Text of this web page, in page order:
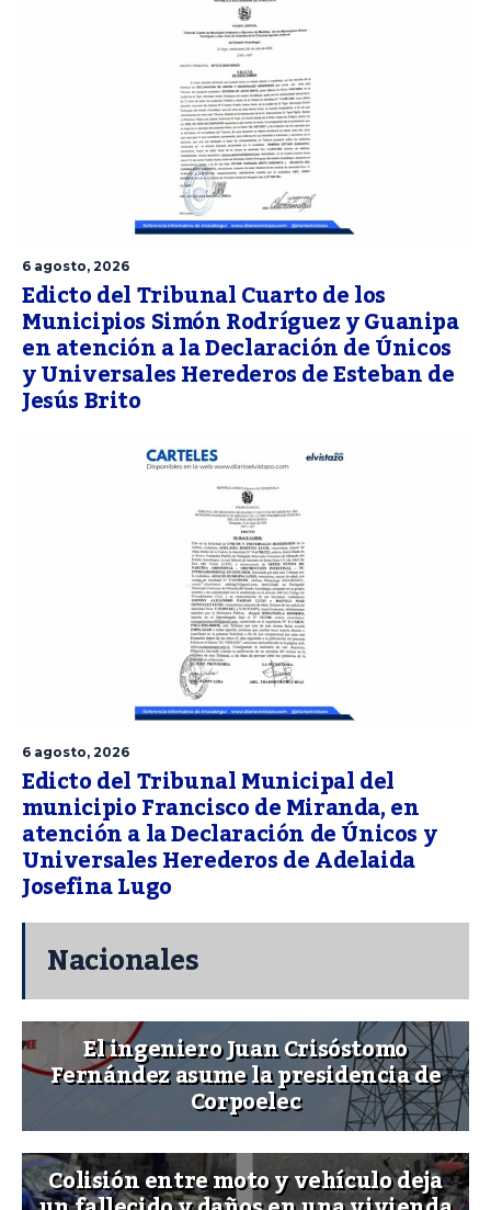
6 agosto, 2026
Edicto del Tribunal Cuarto de los
Municipios Simón Rodríguez y Guanipa
en atención a la Declaración de Únicos
y Universales Herederos de Esteban de
Jesús Brito
6 agosto, 2026
Edicto del Tribunal Municipal del
municipio Francisco de Miranda, en
atención a la Declaración de Únicos y
Universales Herederos de Adelaida
Josefina Lugo
Nacionales
El ingeniero Juan Crisóstomo
Fernández asume la presidencia de
Corpoelec
Colisión entre moto y vehículo deja